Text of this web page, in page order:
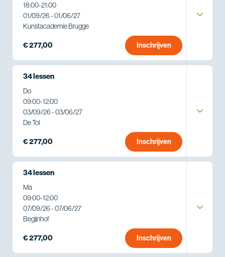
18:00-21:00
01/09/26 - 01/06/27
Kunstacademie Brugge
€ 277,00 Inschrijven
34 lessen
Do
09:00-12:00
03/09/26 - 03/06/27
De Tol
€ 277,00 Inschrijven
34 lessen
Ma
09:00-12:00
07/09/26 - 07/06/27
Begijnhof
€ 277,00 Inschrijven